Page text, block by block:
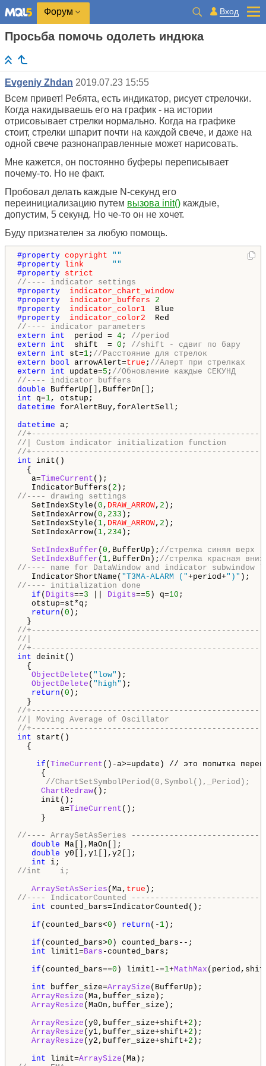
Форум Вход
Просьба помочь одолеть индюка
Evgeniy Zhdan 2019.07.23 15:55
Всем привет! Ребята, есть индикатор, рисует стрелочки.
Когда накидываешь его на график - на истории
отрисовывает стрелки нормально. Когда на графике
стоит, стрелки шпарит почти на каждой свече, и даже на
одной свече разнонаправленные может нарисовать.
Мне кажется, он постоянно буферы переписывает
почему-то. Но не факт.
Пробовал делать каждые N-секунд его
переинициализацию путем вызова init() каждые,
допустим, 5 секунд. Но че-то он не хочет.
Буду признателен за любую помощь.
#property copyright
""
#property link
""
#property strict
//---- indicator settings
#property indicator_chart_window
#property indicator_buffers
2
#property indicator_color1
#property indicator_color2
//---- indicator parameters
extern
int period = 4; //period
extern
int shift  = 0 ; //shift - сдвиг по бару
extern
int st=1; //Расстояние для стрелок
extern
bool arrowAlert=true ; //Алерт при стрелках
extern
int update=5 ; //Обновление каждые СЕКУНД
//---- indicator buffers
double
int q=1
datetime forAlertBuy,forAlertSell;
datetime
//
//| Custom indicator initialization function
//
int init()
{
a=TimeCurrent ();
IndicatorBuffers( 2
//---- drawing settings
SetIndexStyle( 0 , DRAW_ARROW, 2 );
SetIndexArrow( 0 , 233 );
SetIndexStyle( 1, DRAW_ARROW, 2 );
SetIndexArrow( 1, 234 );
SetIndexBuffer ( 0 ,BufferUp); //стрелка синяя верх
SetIndexBuffer ( 1,BufferDn); //стрелка красная вниз
//---- name for DataWindow and indicator subwindow
IndicatorShortName( "T3MA-ALARM ("+period+")"
//---- initialization done
if ( Digits==3 Digits==5 ) q=10 ;
otstup=st*q;
return ( 0 );
//
//|
//
int deinit()
{
ObjectDelete ( "low" );
ObjectDelete ( "high" );
return ( 0 );
//
//| Moving Average of Oscillator
//
int start()
{
if ( TimeCurrent ()-a>=update) // это попытка
{
//ChartSetSymbolPeriod(0,Symbol(),_Period);
ChartRedraw();
init();
a=TimeCurrent ();
}
//---- ArraySetAsSeries
double Ma[],MaOn[];
double y0[],y1[],y2[];
int
//int    i;
ArraySetAsSeries (Ma, true
//---- IndicatorCounted
int counted_bars=IndicatorCounted();
if (counted_bars<0 ) return (- 1 );
if (counted_bars>0 ) counted_bars--;
int limit1=Bars -counted_bars;
if (counted_bars==0 ) limit1-=1+MathMax
int buffer_size=ArraySize (BufferUp);
ArrayResize (Ma,buffer_size);
ArrayResize (MaOn,buffer_size);
ArrayResize (y0,buffer_size+shift+2 );
ArrayResize (y1,buffer_size+shift+2 );
ArrayResize (y2,buffer_size+shift+2 );
int limit=ArraySize